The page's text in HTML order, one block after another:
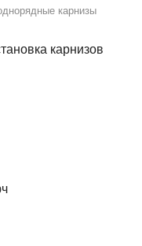
карнизы
карнизов